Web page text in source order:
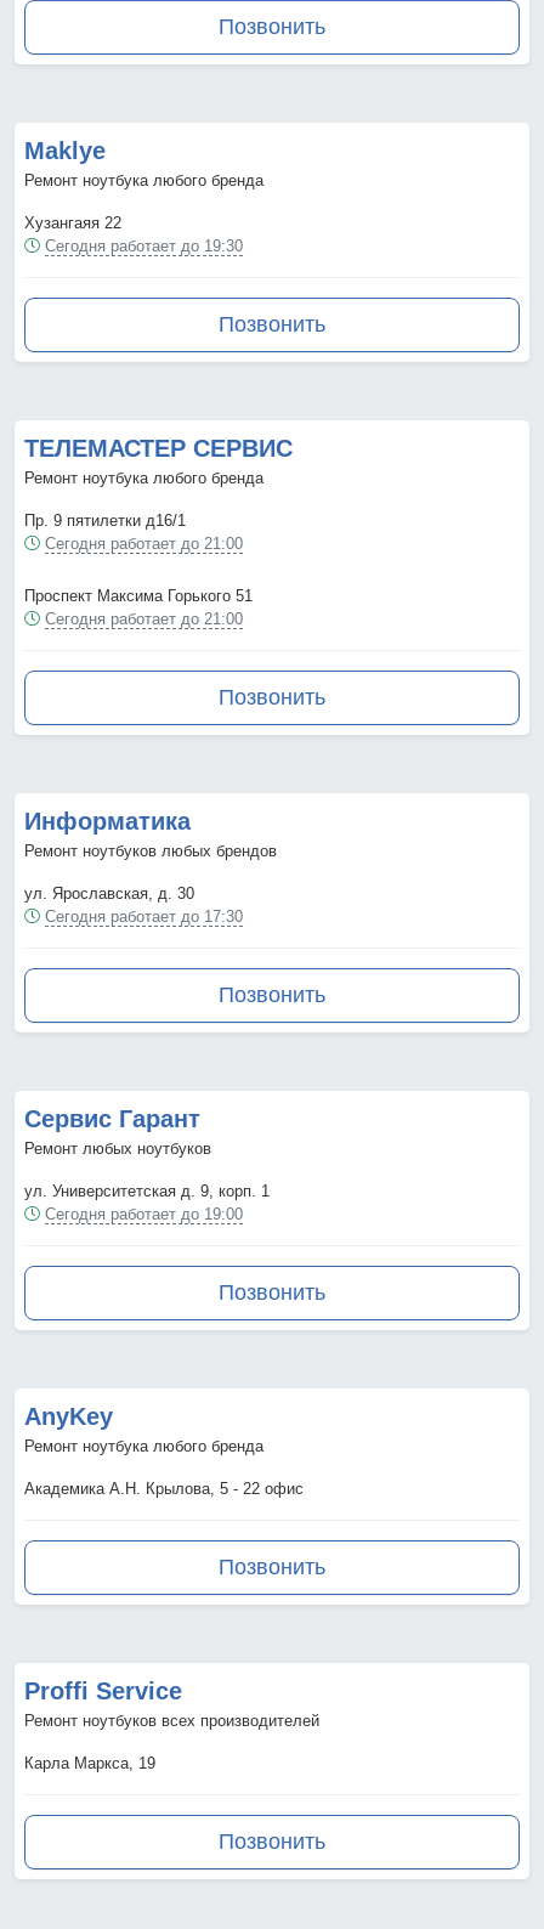
Позвонить
Maklye
Ремонт ноутбука любого бренда
Хузангаяя 22
Сегодня работает до 19:30
Позвонить
ТЕЛЕМАСТЕР СЕРВИС
Ремонт ноутбука любого бренда
Пр. 9 пятилетки д16/1
Сегодня работает до 21:00
Проспект Максима Горького 51
Сегодня работает до 21:00
Позвонить
Информатика
Ремонт ноутбуков любых брендов
ул. Ярославская, д. 30
Сегодня работает до 17:30
Позвонить
Сервис Гарант
Ремонт любых ноутбуков
ул. Университетская д. 9, корп. 1
Сегодня работает до 19:00
Позвонить
AnyKey
Ремонт ноутбука любого бренда
Академика А.Н. Крылова, 5 - 22 офис
Позвонить
Proffi Service
Ремонт ноутбуков всех производителей
Карла Маркса, 19
Позвонить